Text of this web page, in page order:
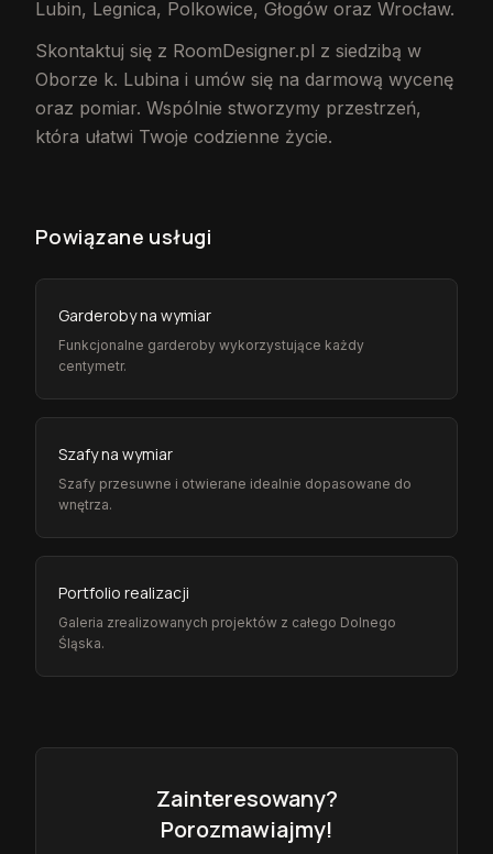
Lubin, Legnica, Polkowice, Głogów oraz Wrocław.
Skontaktuj się z RoomDesigner.pl z siedzibą w
Oborze k. Lubina i umów się na darmową wycenę
oraz pomiar. Wspólnie stworzymy przestrzeń,
która ułatwi Twoje codzienne życie.
Powiązane usługi
Garderoby na wymiar
Funkcjonalne garderoby wykorzystujące każdy
centymetr.
Szafy na wymiar
Szafy przesuwne i otwierane idealnie dopasowane do
wnętrza.
Portfolio realizacji
Galeria zrealizowanych projektów z całego Dolnego
Śląska.
Zainteresowany?
Porozmawiajmy!